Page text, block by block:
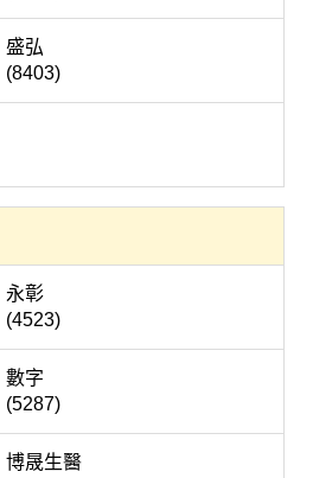
盛弘
(8403)
永彰
(4523)
數字
(5287)
博晟生醫